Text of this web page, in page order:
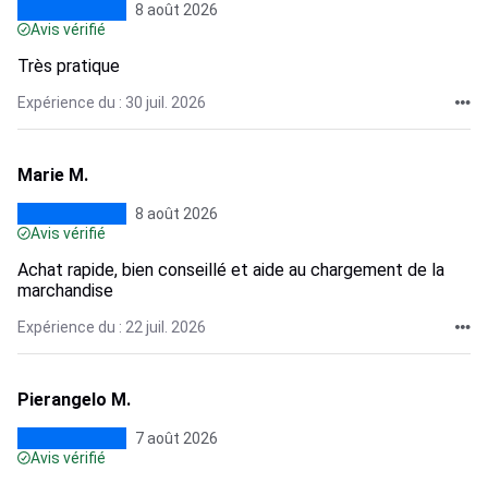
8 août 2026
Avis vérifié
Très pratique
Expérience du : 30 juil. 2026
Marie M.
8 août 2026
Avis vérifié
Achat rapide, bien conseillé et aide au chargement de la
marchandise
Expérience du : 22 juil. 2026
Pierangelo M.
7 août 2026
Avis vérifié